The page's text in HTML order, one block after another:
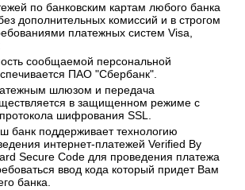
по банковским картам любого банка
дополнительных комиссий и в строгом
платежных систем Visa,
сообщаемой персональной
ПАО "Сбербанк".
шлюзом и передача
в защищенном режиме с
шифрования SSL.
банк поддерживает технологию
интернет-платежей Verified By
Secure Code для проведения платежа
ввод кода который придет Вам
банка.